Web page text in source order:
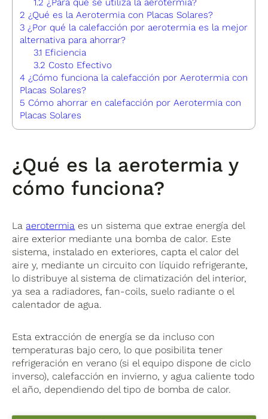
1.2 ¿Para qué se utiliza la aerotermia?
2 ¿Qué es la Aerotermia con Placas Solares?
3 ¿Por qué la calefacción por aerotermia es la mejor
alternativa para ahorrar?
3.1 Eficiencia
3.2 Costo Efectivo
4 ¿Cómo funciona la calefacción por Aerotermia con
Placas Solares?
5 Cómo ahorrar en calefacción por Aerotermia con
Placas Solares
¿Qué es la aerotermia y
cómo funciona?
La aerotermia es un sistema que extrae energía del
aire exterior mediante una bomba de calor. Este
sistema, instalado en exteriores, capta el calor del
aire y, mediante un circuito con líquido refrigerante,
lo distribuye al sistema de climatización del interior,
ya sea a radiadores, fan-coils, suelo radiante o el
calentador de agua.
Esta extracción de energía se da incluso con
temperaturas bajo cero, lo que posibilita tener
refrigeración en verano (si el equipo dispone de ciclo
inverso), calefacción en invierno, y agua caliente todo
el año, dependiendo del tipo de bomba de calor.